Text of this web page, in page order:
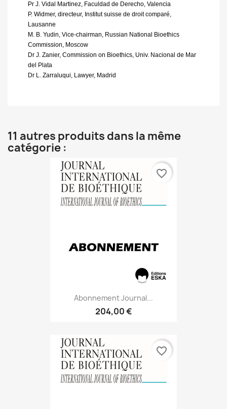
Pr J. Vidal Martinez, Faculdad de Derecho, Valencia
P. Widmer, directeur, Institut suisse de droit comparé,
Lausanne
M. B. Yudin, Vice-chairman, Russian National Bioethics
Commission, Moscow
Dr J. Zanier, Commission on Bioethics, Univ. Nacional de Mar
del Plata
Dr L. Zarraluqui, Lawyer, Madrid
11 autres produits dans la même
catégorie :
Abonnement Journal...
204,00 €
favorite_border
favorite_border